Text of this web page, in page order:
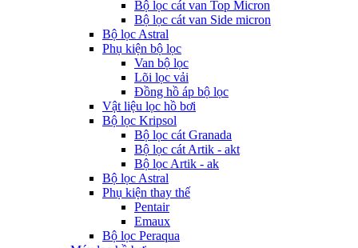
Bộ lọc cát van Top Micron
Bộ lọc cát van Side micron
Bộ lọc Astral
Phụ kiện bộ lọc
Van bộ lọc
Lõi lọc vải
Đồng hồ áp bộ lọc
Vật liệu lọc hồ bơi
Bộ lọc Kripsol
Bộ lọc cát Granada
Bộ lọc cát Artik - akt
Bộ lọc Artik - ak
Bộ lọc Astral
Phụ kiện thay thế
Pentair
Emaux
Bộ lọc Peraqua